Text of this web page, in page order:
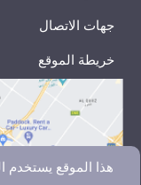
جهات الاتصال
خريطة الموقع
هذا الموقع يستخدم